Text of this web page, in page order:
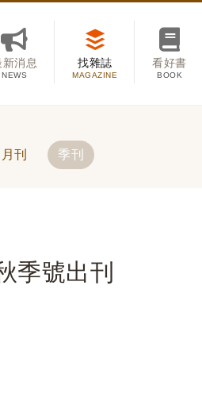
新消息
NEWS
找雜誌
MAGAZINE
看好書
BOOK
月刊 季刊
季號出刊